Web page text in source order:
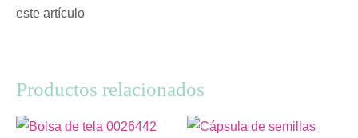
este artículo
Productos relacionados